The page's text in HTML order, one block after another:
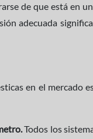
de que está en
adecuada
en el mercado
Todos los